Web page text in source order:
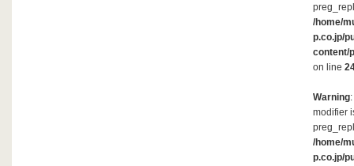
/home/
p.co.jp/
content/
on line
Warning
modifier
/home/
p.co.jp/